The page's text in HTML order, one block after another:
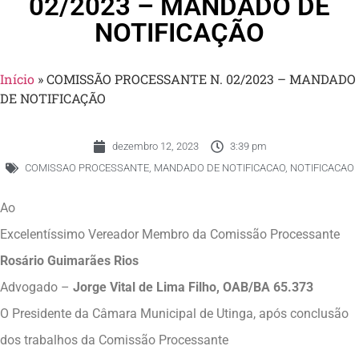
NOTIFICAÇÃO
Início »COMISSÃO PROCESSANTE N. 02/2023 – MANDADO
DE NOTIFICAÇÃO
dezembro 12, 2023
3:39 pm
COMISSAO PROCESSANTE, MANDADO DE NOTIFICACAO, NOTIFICACAO
Ao
Excelentíssimo Vereador Membro da Comissão Processante
Rosário Guimarães Rios
Advogado – Jorge Vital de Lima Filho, OAB/BA 65.373
O Presidente da Câmara Municipal de Utinga, após conclusão
dos trabalhos da Comissão Processante